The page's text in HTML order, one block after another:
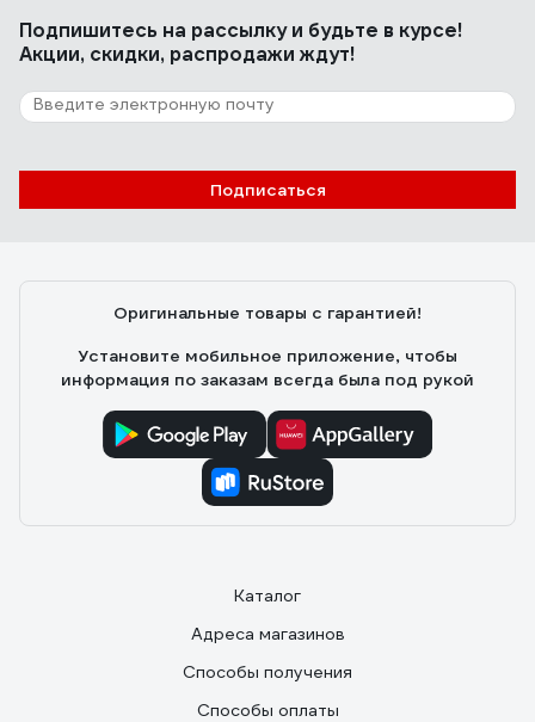
Подпишитесь на рассылкуи будьте в курсе!
Акции, скидки, распродажи ждут!
Подписаться
Оригинальные товары с гарантией!
Установите мобильное приложение, чтобы
информация по заказам всегда была под рукой
Каталог
Адреса магазинов
Способы получения
Способы оплаты